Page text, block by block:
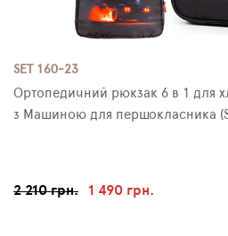
SET 160-23
Ортопедичний рюкзак 6 в 1 для
з Машиною для першокласника
2 210 грн. 1 490 грн.